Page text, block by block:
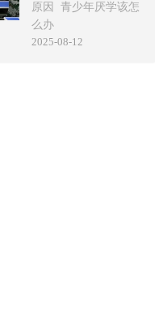
原因
青少年厌学该怎
么办
2025-08-12